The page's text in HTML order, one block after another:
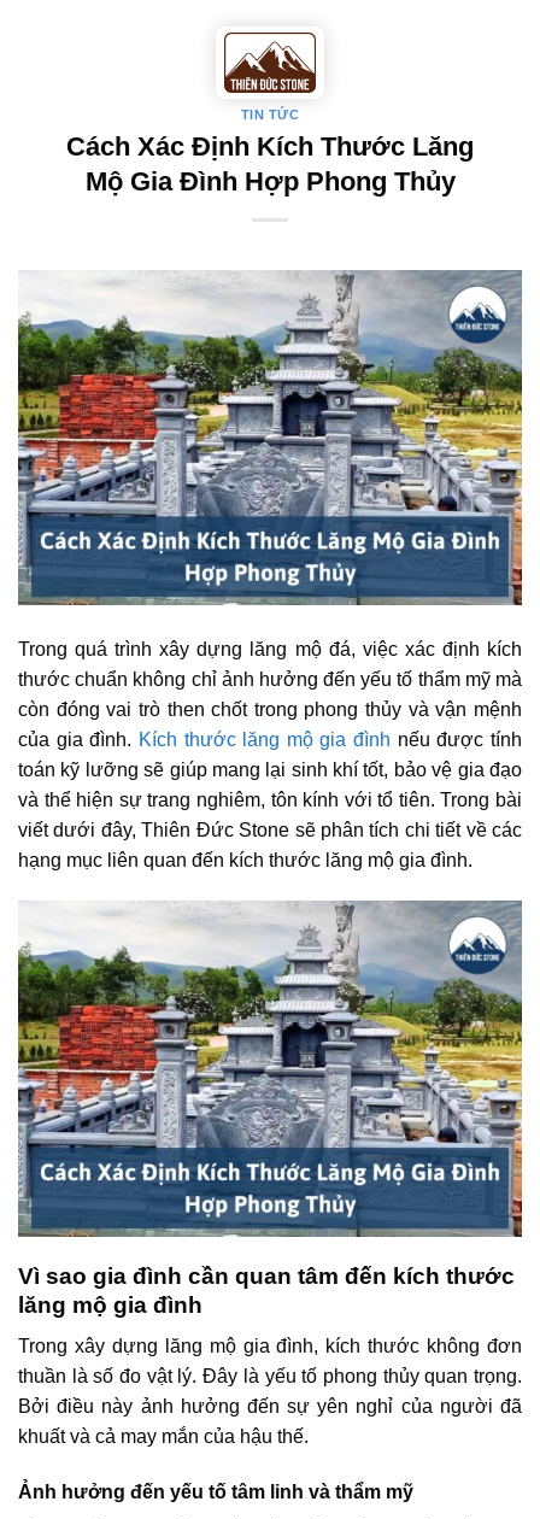
TIN TỨC
Cách Xác Định Kích Thước Lăng
Mộ Gia Đình Hợp Phong Thủy
Trong quá trình xây dựng lăng mộ đá, việc xác định kích
thước chuẩn không chỉ ảnh hưởng đến yếu tố thẩm mỹ mà
còn đóng vai trò then chốt trong phong thủy và vận mệnh
của gia đình. Kích thước lăng mộ gia đình nếu được tính
toán kỹ lưỡng sẽ giúp mang lại sinh khí tốt, bảo vệ gia đạo
và thể hiện sự trang nghiêm, tôn kính với tổ tiên. Trong bài
viết dưới đây, Thiên Đức Stone sẽ phân tích chi tiết về các
hạng mục liên quan đến kích thước lăng mộ gia đình.
Vì sao gia đình cần quan tâm đến kích thước
lăng mộ gia đình
Trong xây dựng lăng mộ gia đình, kích thước không đơn
thuần là số đo vật lý. Đây là yếu tố phong thủy quan trọng.
Bởi điều này ảnh hưởng đến sự yên nghỉ của người đã
khuất và cả may mắn của hậu thế.
Ảnh hưởng đến yếu tố tâm linh và thẩm mỹ